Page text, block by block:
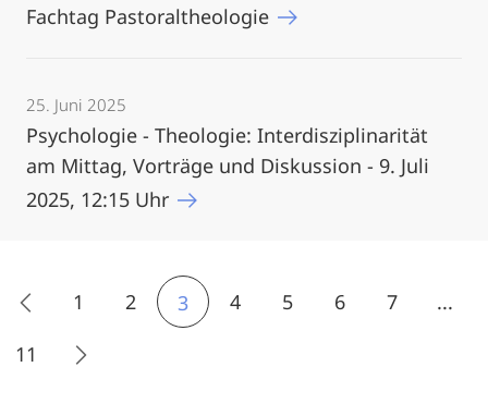
Fachtag Pastoraltheologie
25. Juni 2025
Psychologie - Theologie: Interdisziplinarität
am Mittag, Vorträge und Diskussion - 9. Juli
2025, 12:15 Uhr
1 2 3 4 5 6 7
...
11